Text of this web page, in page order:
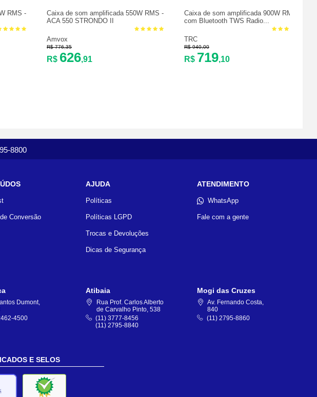
RMS -
Caixa de som amplificada 550W RMS -
ACA 550 STRONDO II
Amvox
R$ 776,35
R$ 626,91
Caixa de som amplificada 900W RMS
com Bluetooth TWS Radio...
TRC
R$ 940,00
R$ 719,10
8800
Conversão
AJUDA
Políticas
Políticas LGPD
Trocas e Devoluções
Dicas de Segurança
ATENDIMENTO
WhatsApp
Fale com a gente
Dumont,
4500
Atibaia
Rua Prof. Carlos Alberto
de Carvalho Pinto, 538
(11) 3777-8456
(11) 2795-8840
Mogi das Cruzes
Av. Fernando Costa,
840
(11) 2795-8860
E SELOS